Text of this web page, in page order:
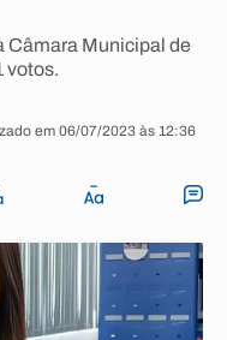
Câmara Municipal de
votos.
em 06/07/2023 às 12:36